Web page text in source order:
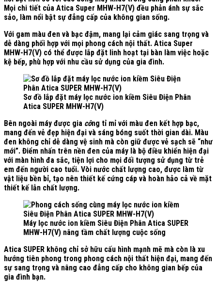
Mọi chi tiết của Atica Super MHW-H7(V) đều phản ánh sự sắc
sảo, làm nổi bật sự đẳng cấp của không gian sống.
Với gam màu đen và bạc đậm, mang lại cảm giác sang trọng và
dễ dàng phối hợp với mọi phong cách nội thất. Atica Super
MHW-H7(V) có thể được lắp đặt linh hoạt tại bàn làm việc hoặc
kệ bếp, phù hợp với nhu cầu sử dụng của gia đình.
Sơ đồ lắp đặt máy lọc nước ion kiềm Siêu Điện Phân
Atica SUPER MHW-H7(V)
Bên ngoài máy được gia công tỉ mỉ với màu đen kết hợp bạc,
mang đến vẻ đẹp hiện đại và sáng bóng suốt thời gian dài. Màu
đen không chỉ dễ dàng vệ sinh mà còn giữ được vẻ sạch sẽ “như
mới”. Điểm nhấn trên nền đen của máy là bộ điều khiển hiện đại
với màn hình đa sắc, tiện lợi cho mọi đối tượng sử dụng từ trẻ
em đến người cao tuổi. Vòi nước chất lượng cao, được làm từ
vật liệu bền bỉ, tạo nên thiết kế cứng cáp và hoàn hảo cả về mặt
thiết kế lẫn chất lượng.
Máy lọc nước ion kiềm Siêu Điện Phân Atica SUPER
MHW-H7(V) nâng tầm chất lượng cuộc sống
Atica SUPER không chỉ sở hữu cấu hình mạnh mẽ mà còn là xu
hướng tiên phong trong phong cách nội thất hiện đại, mang đến
sự sang trọng và nâng cao đẳng cấp cho không gian bếp của
gia đình bạn.